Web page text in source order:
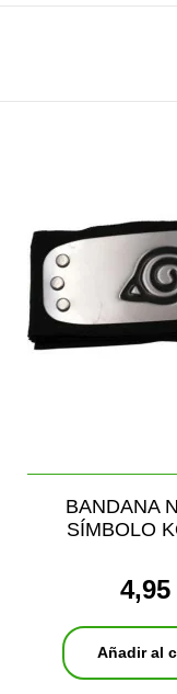
BANDANA
SÍMBOLO
4,95
Añadir al